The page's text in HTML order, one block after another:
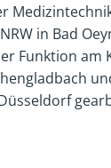
in Bad
Funktion am